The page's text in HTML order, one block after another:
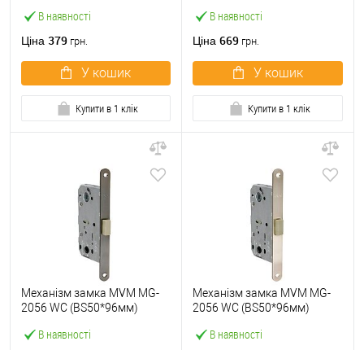
В наявності
Ціна 379 грн.
У кошик
Купити в 1 клік
В наявності
Ціна 669 грн.
У кошик
Купити в 1 клік
В наявності
Механізм замка MVM MG-
2056 WC (BS50*96мм)
антрацит
В наявності
Механізм замка MVM MG-
2056 WC (BS50*96мм)
нікель